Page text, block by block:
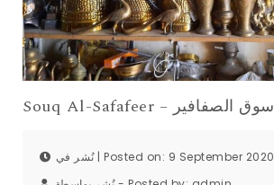
Souq Al-Safafeer – سوق الصفافير
نُشر في | Posted on: 9 September 2020